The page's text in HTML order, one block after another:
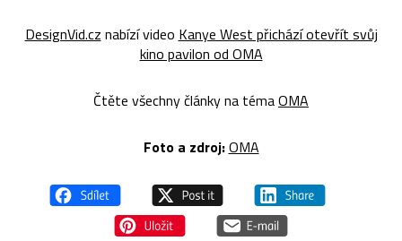
DesignVid.cz nabízí video Kanye West přichází otevřít svůj
kino pavilon od OMA
Čtěte všechny články na témaOMA
Foto a zdroj:OMA